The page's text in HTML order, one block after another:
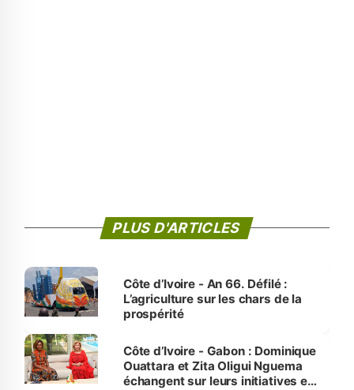
PLUS D'ARTICLES
Côte d’Ivoire - An 66. Défilé :
L’agriculture sur les chars de la
prospérité
Côte d’Ivoire - Gabon : Dominique
Ouattara et Zita Oligui Nguema
échangent sur leurs initiatives en